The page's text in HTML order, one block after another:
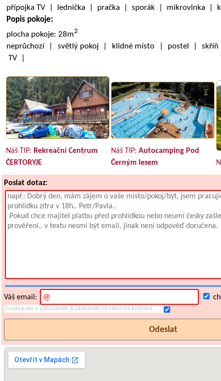
přípojka TV | lednička | pračka | sporák | mikrovlnka |
Popis pokoje:
plocha pokoje: 28m2
neprůchozí | světlý pokoj | klidné místo | postel |
TV |
Náš TIP: Rekreační Centrum
ČERTORYJE
Náš TIP: Autocamping Pod
Černým lesem
Poslat dotaz:
Váš email: